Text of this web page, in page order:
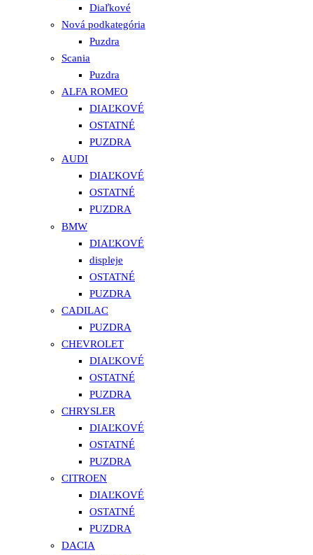
Diaľkové
Nová podkategória
Puzdra
Scania
Puzdra
ALFA ROMEO
DIAĽKOVÉ
OSTATNÉ
PUZDRA
AUDI
DIAĽKOVÉ
OSTATNÉ
PUZDRA
BMW
DIAĽKOVÉ
displeje
OSTATNÉ
PUZDRA
CADILAC
PUZDRA
CHEVROLET
DIAĽKOVÉ
OSTATNÉ
PUZDRA
CHRYSLER
DIAĽKOVÉ
OSTATNÉ
PUZDRA
CITROEN
DIAĽKOVÉ
OSTATNÉ
PUZDRA
DACIA